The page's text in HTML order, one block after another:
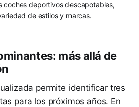
coches deportivos descapotables,
de estilos y marcas.
más allá de
permite identificar tres
para los próximos años. En